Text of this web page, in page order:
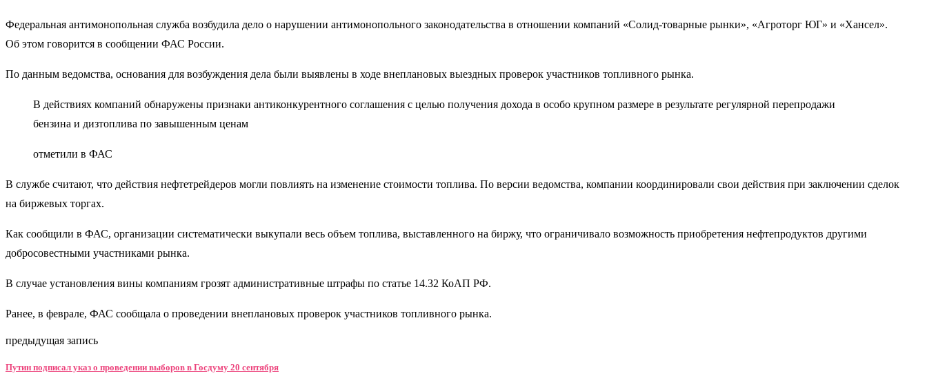
Федеральная антимонопольная служба возбудила дело о нарушении антимонопольного законодательства в отношении компаний «Солид-товарные рынки», «Агроторг ЮГ» и «Хансел».
Об этом говорится в сообщении ФАС России.
По данным ведомства, основания для возбуждения дела были выявлены в ходе внеплановых выездных проверок участников топливного рынка.
В действиях компаний обнаружены признаки антиконкурентного соглашения с целью получения дохода в особо крупном размере в результате регулярной перепродажи
бензина и дизтоплива по завышенным ценам
отметили в ФАС
В службе считают, что действия нефтетрейдеров могли повлиять на изменение стоимости топлива. По версии ведомства, компании координировали свои действия при заключении сделок
на биржевых торгах.
Как сообщили в ФАС, организации систематически выкупали весь объем топлива, выставленного на биржу, что ограничивало возможность приобретения нефтепродуктов другими
добросовестными участниками рынка.
В случае установления вины компаниям грозят административные штрафы по статье 14.32 КоАП РФ.
Ранее, в феврале, ФАС сообщала о проведении внеплановых проверок участников топливного рынка.
предыдущая запись
Путин подписал указ о проведении выборов в Госдуму 20 сентября